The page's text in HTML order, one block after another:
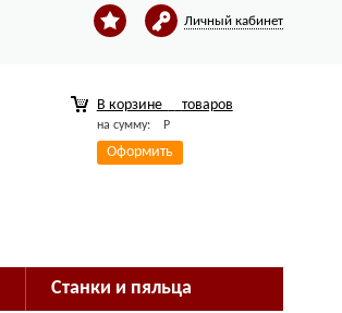
Личный кабинет
В корзине товаров
на сумму: Р
Оформить
Станки и пяльца